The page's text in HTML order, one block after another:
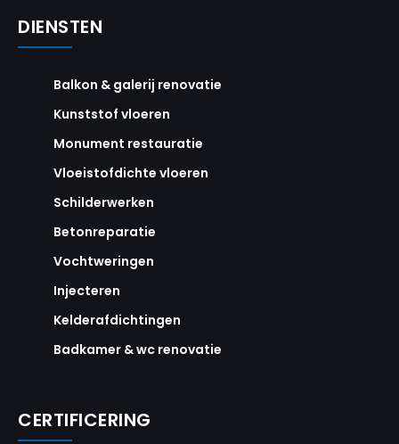
DIENSTEN
Balkon & galerij renovatie
Kunststof vloeren
Monument restauratie
Vloeistofdichte vloeren
Schilderwerken
Betonreparatie
Vochtweringen
Injecteren
Kelderafdichtingen
Badkamer & wc renovatie
CERTIFICERING